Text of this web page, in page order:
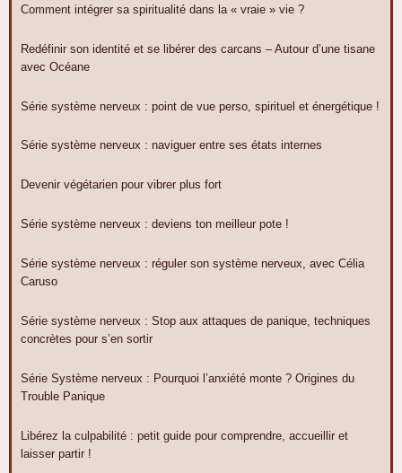
Comment intégrer sa spiritualité dans la « vraie » vie ?
Redéfinir son identité et se libérer des carcans – Autour d’une tisane
avec Océane
Série système nerveux : point de vue perso, spirituel et énergétique !
Série système nerveux : naviguer entre ses états internes
Devenir végétarien pour vibrer plus fort
Série système nerveux : deviens ton meilleur pote !
Série système nerveux : réguler son système nerveux, avec Célia
Caruso
Série système nerveux : Stop aux attaques de panique, techniques
concrètes pour s’en sortir
Série Système nerveux : Pourquoi l’anxiété monte ? Origines du
Trouble Panique
Libérez la culpabilité : petit guide pour comprendre, accueillir et
laisser partir !